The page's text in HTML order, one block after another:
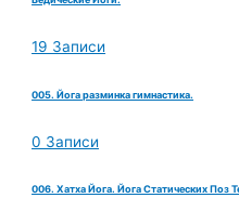
19 Записи
005. Йога разминка гимнастика.
0 Записи
006. Хатха Йога. Йога Статических Поз